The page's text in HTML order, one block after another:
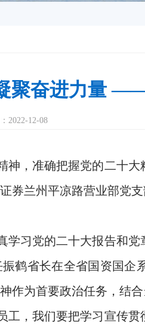
聚奋进力量
2022-12-08
神，准确把握党的二十
券兰州平凉路营业部党
学习党的二十大报告和
鹤省长在全省国资国企
作为首要政治任务，结
工，我们要把学习宣传